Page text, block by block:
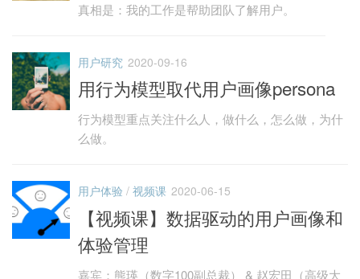
真相是：我的工作是帮助团队了解用户。
用户研究 2020-09-16
用行为模型取代用户画像persona
行为模型重点关注什么人，做什么，怎么做，为什
么做。
用户体验 / 视频课 2020-06-15
【视频课】数据驱动的用户画像和
体验管理
嘉宾：熊瑛（数字100副总裁） & 赵宏田（高级大